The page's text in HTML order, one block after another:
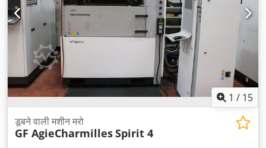
1 / 15
डूबने वाली मशीन मरो
GF AgieCharmillesSpirit 4